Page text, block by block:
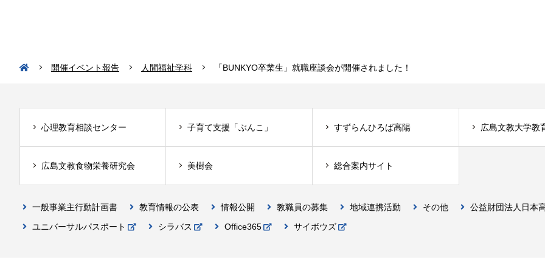
開催イベント報告 人間福祉学科 「BUNKYO卒業生」就職座談会が開催されました！
心理教育相談センター 子育て支援「ぶんこ」 すずらんひろば高陽 広島文教大学教
広島文教食物栄養研究会 美樹会 総合案内サイト
一般事業主行動計画書 教育情報の公表 情報公開 教職員の募集 地域連携活動 その他
公益財団法人日本
ユニバーサルパスポート
シラバス Office365 サイボウズ